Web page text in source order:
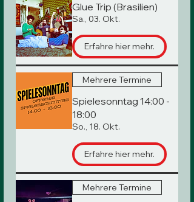
Glue Trip (Brasilien)
Sa., 03. Okt.
Erfahre hier mehr.
Mehrere Termine
Spielesonntag 14:00 -
18:00
So., 18. Okt.
Erfahre hier mehr.
Mehrere Termine